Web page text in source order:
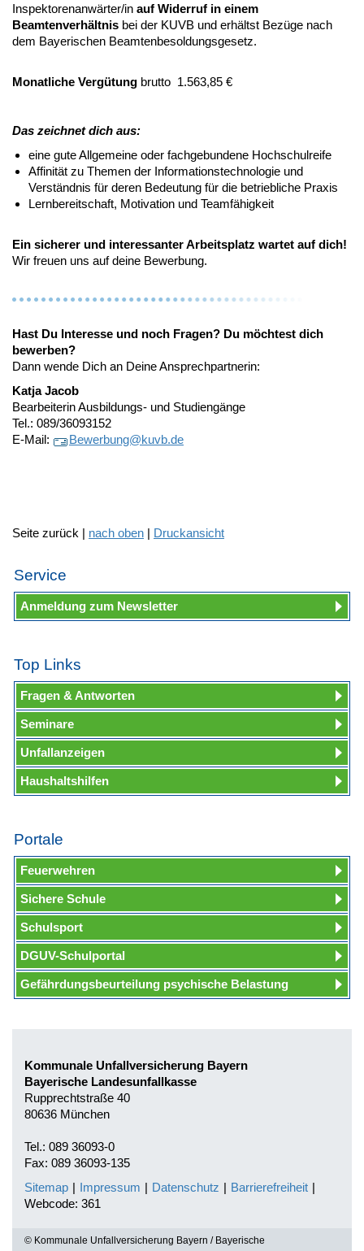
Inspektorenanwärter/in auf Widerruf in einem
Beamtenverhältnis bei der KUVB und erhältst Bezüge nach
dem Bayerischen Beamtenbesoldungsgesetz.
Monatliche Vergütung brutto 1.563,85 €
Das zeichnet dich aus:
eine gute Allgemeine oder fachgebundene Hochschulreife
Affinität zu Themen der Informationstechnologie und
Verständnis für deren Bedeutung für die betriebliche Praxis
Lernbereitschaft, Motivation und Teamfähigkeit
Ein sicherer und interessanter Arbeitsplatz wartet auf dich!
Wir freuen uns auf deine Bewerbung.
Hast Du Interesse und noch Fragen? Du möchtest dich
bewerben?
Dann wende Dich an Deine Ansprechpartnerin:
Katja Jacob
Bearbeiterin Ausbildungs- und Studiengänge
Tel.: 089/36093152
E-Mail:
Bewerbung@kuvb.de
Seite zurück | nach oben | Druckansicht
Service
Anmeldung zum Newsletter
Top Links
Fragen & Antworten
Seminare
Unfallanzeigen
Haushaltshilfen
Portale
Feuerwehren
Sichere Schule
Schulsport
DGUV-Schulportal
Gefährdungsbeurteilung psychische Belastung
Kommunale Unfallversicherung Bayern
Bayerische Landesunfallkasse
Rupprechtstraße 40
80636 München
Tel.: 089 36093-0
Fax: 089 36093-135
Sitemap | Impressum | Datenschutz | Barrierefreiheit |
Webcode: 361
© Kommunale Unfallversicherung Bayern / Bayerische